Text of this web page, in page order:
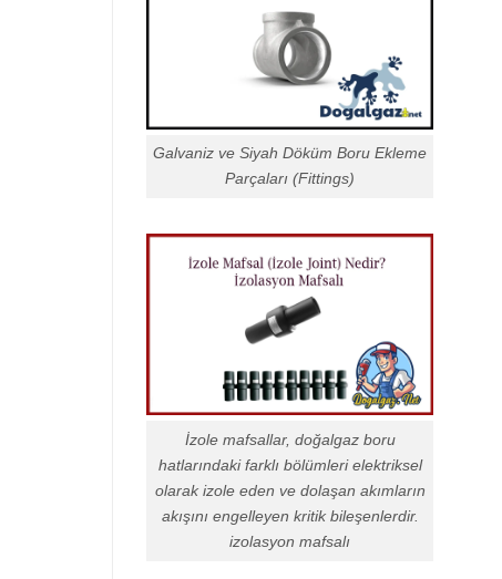
Galvaniz ve Siyah Döküm Boru Ekleme
Parçaları (Fittings)
İzole mafsallar, doğalgaz boru
hatlarındaki farklı bölümleri elektriksel
olarak izole eden ve dolaşan akımların
akışını engelleyen kritik bileşenlerdir.
izolasyon mafsalı